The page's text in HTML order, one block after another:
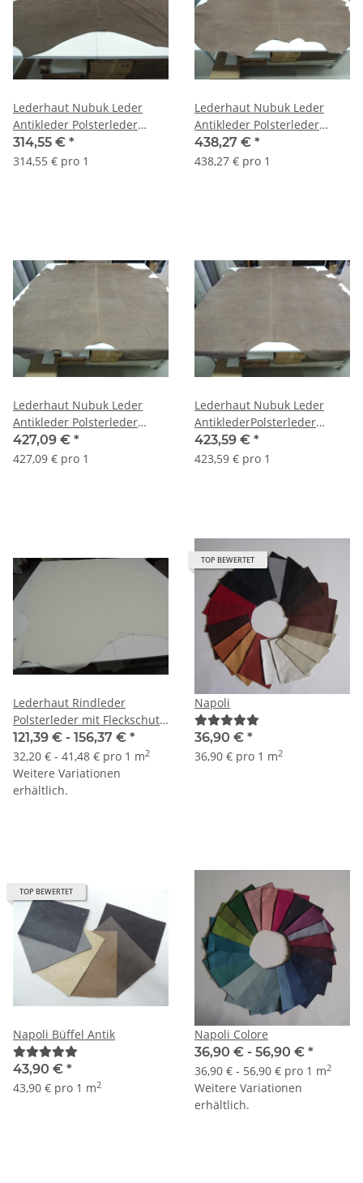
Lederhaut Nubuk Leder
Antikleder Polsterleder
Country braun 4,50 qm
314,55 € *
314,55 € pro 1
Lederhaut Nubuk Leder
Antikleder Polsterleder
Country braun 5,27 qm
438,27 € *
438,27 € pro 1
Lederhaut Nubuk Leder
Antikleder Polsterleder
Country braun 6,11 qm
427,09 € *
427,09 € pro 1
Lederhaut Nubuk Leder
AntiklederPolsterleder
Country braun 6,08 qm
423,59 € *
423,59 € pro 1
Lederhaut Rindleder
Polsterleder mit Fleckschutz
creme
121,39 € - 156,37 € *
32,20 € - 41,48 € pro 1 m2
Weitere Variationen
erhältlich.
TOP BEWERTET
Napoli
36,90 € *
36,90 € pro 1 m2
TOP BEWERTET
Napoli Büffel Antik
43,90 € *
43,90 € pro 1 m2
Napoli Colore
36,90 € - 56,90 € *
36,90 € - 56,90 € pro 1 m2
Weitere Variationen
erhältlich.